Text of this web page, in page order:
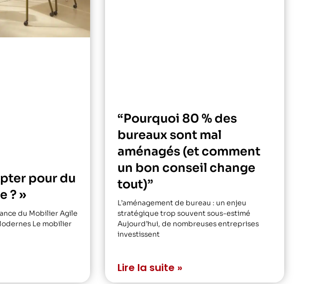
pour du
? »
du Mobilier Agile
Le mobilier
“Pourquoi 80 % des
bureaux sont mal
aménagés (et comment
un bon conseil change
tout)”
L’aménagement de bureau : un enjeu
stratégique trop souvent sous-estimé
Aujourd’hui, de nombreuses entreprises
investissent
Lire la suite »